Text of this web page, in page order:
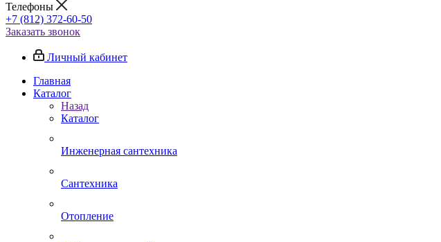
Телефоны
+7 (812) 372-60-50
Заказать звонок
Личный кабинет
Главная
Каталог
Назад
Каталог
Инженерная сантехника
Сантехника
Отопление